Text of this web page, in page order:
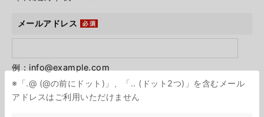
メールアドレス
例：info@example.com
※「.@ (@の前にドット)」、「.. (ドット2つ)」を含むメール
アドレスはご利用いただけません